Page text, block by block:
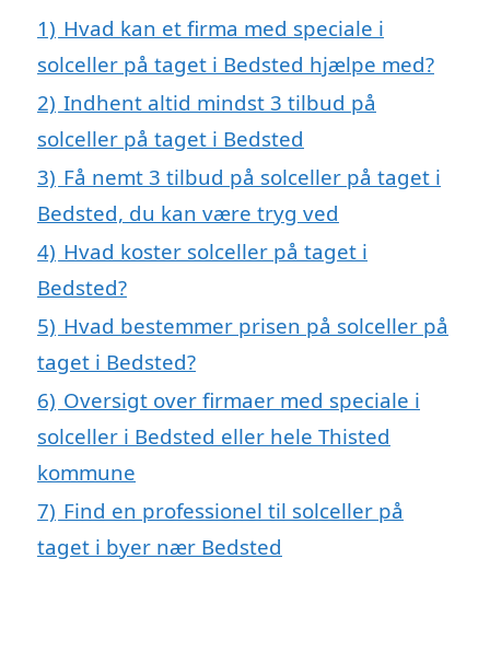
1) Hvad kan et firma med speciale i
solceller på taget i Bedsted hjælpe med?
2) Indhent altid mindst 3 tilbud på
solceller på taget i Bedsted
3) Få nemt 3 tilbud på solceller på taget i
Bedsted, du kan være tryg ved
4) Hvad koster solceller på taget i
Bedsted?
5) Hvad bestemmer prisen på solceller på
taget i Bedsted?
6) Oversigt over firmaer med speciale i
solceller i Bedsted eller hele Thisted
kommune
7) Find en professionel til solceller på
taget i byer nær Bedsted